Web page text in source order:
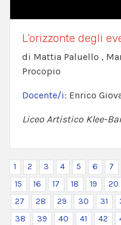
L’orizzonte degli
di Mattia Paluello ,
Procopio
Docente/i: Enrico
Liceo Artistico Klee-
1 2 3 4 5 6 7
15
16 17 18 19 20
27
28 29 30 31
38
39 40 41 42